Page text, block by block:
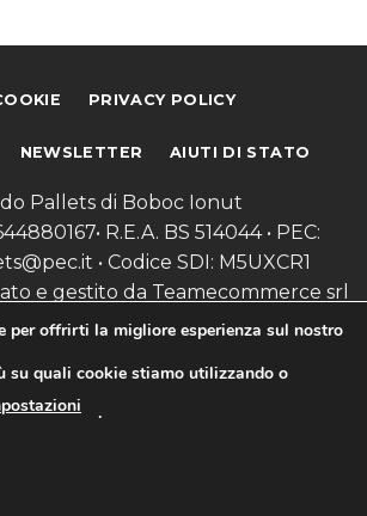
PRIVACY POLICY
NEWSLETTER AIUTI DI STATO
Pallets di Boboc Ionut
R.E.A. BS 514044 • PEC:
• Codice SDI: M5UXCR1
e gestito da Teamecommerce srl
a socio unico
per offrirti la migliore esperienza sul nostro
su quali cookie stiamo utilizzando o
.